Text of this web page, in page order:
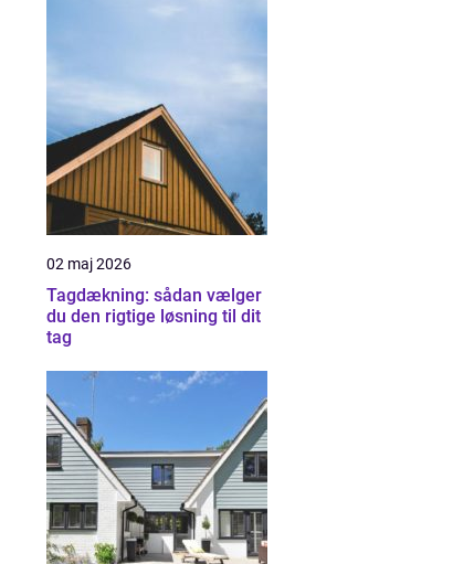
02 maj 2026
Tagdækning: sådan vælger
du den rigtige løsning til dit
tag